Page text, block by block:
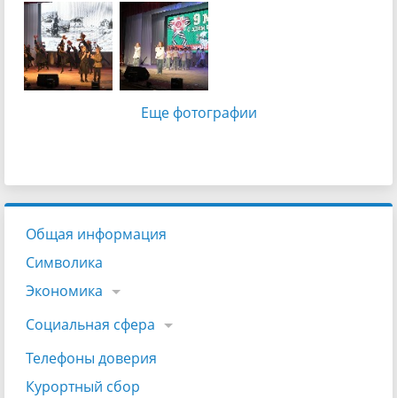
Еще фотографии
Общая информация
Символика
Экономика
Социальная сфера
Телефоны доверия
Курортный сбор